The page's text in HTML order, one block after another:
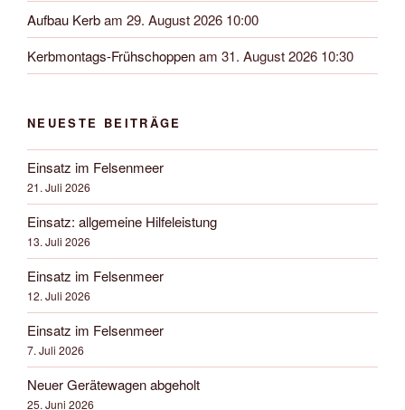
Aufbau Kerbam 29. August 2026 10:00
Kerbmontags-Frühschoppenam 31. August 2026 10:30
NEUESTE BEITRÄGE
Einsatz im Felsenmeer
21. Juli 2026
Einsatz: allgemeine Hilfeleistung
13. Juli 2026
Einsatz im Felsenmeer
12. Juli 2026
Einsatz im Felsenmeer
7. Juli 2026
Neuer Gerätewagen abgeholt
25. Juni 2026